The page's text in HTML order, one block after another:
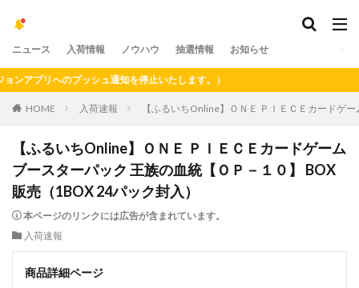
ニュース 入荷情報 ノウハウ 抽選情報 お知らせ
リへのプッシュ通知を停止いたします。）
HOME 入荷速報 【ふるいちOnline】ＯＮＥ ＰＩＥＣＥカードゲ
【ふるいちOnline】ＯＮＥ ＰＩＥＣＥカードゲーム
ブースターパック 王族の血統【ＯＰ－１０】 BOX
販売（1BOX 24パック封入）
本ページのリンクには広告が含まれています。
入荷速報
商品詳細ページ